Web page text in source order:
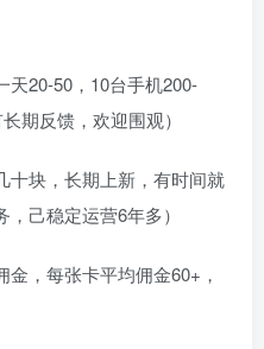
20-50，10台手机200-
期反馈，欢迎围观）
块，长期上新，有时间就
己稳定运营6年多）
，每张卡平均佣金60+，